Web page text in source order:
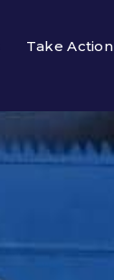
Take Action